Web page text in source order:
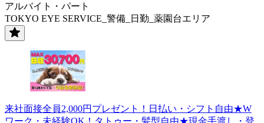
アルバイト・パート
TOKYO EYE SERVICE_警備_日勤_薬園台エリア
来社面接全員2,000円プレゼント！日払い・シフト自由★W
ワーク・未経験OK！タトゥー・髪型自由★現金手渡し・登